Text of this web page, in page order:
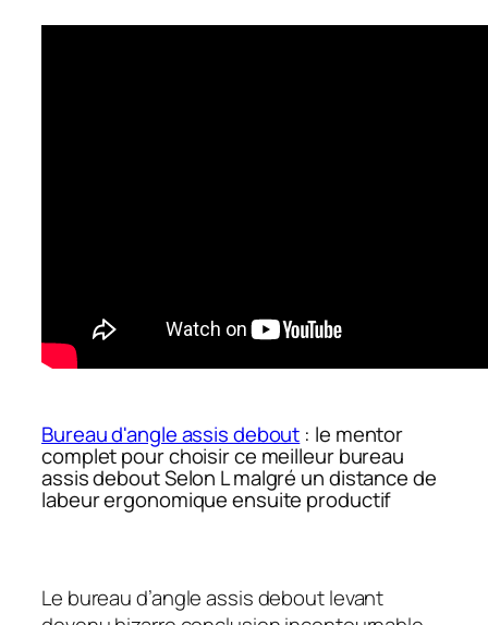
Bureau d'angle assis debout : le mentor
complet pour choisir ce meilleur bureau
assis debout Selon L malgré un distance de
labeur ergonomique ensuite productif
Le bureau d’angle assis debout levant